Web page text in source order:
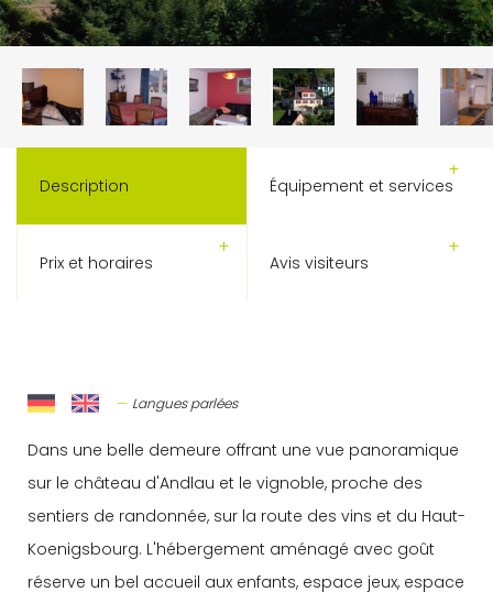
Description Équipement et services
Prix et horaires Avis visiteurs
Langues parlées
Dans une belle demeure offrant une vue panoramique
sur le château d'Andlau et le vignoble, proche des
sentiers de randonnée, sur la route des vins et du Haut-
Koenigsbourg. L'hébergement aménagé avec goût
réserve un bel accueil aux enfants, espace jeux, espace